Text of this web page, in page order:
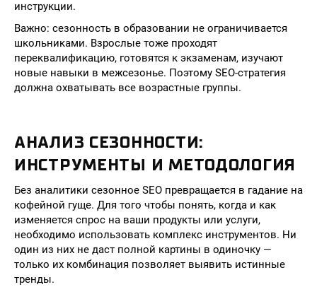
инструкции.
Важно: сезонность в образовании не ограничивается
школьниками. Взрослые тоже проходят
переквалификацию, готовятся к экзаменам, изучают
новые навыки в межсезонье. Поэтому SEO-стратегия
должна охватывать все возрастные группы.
АНАЛИЗ СЕЗОННОСТИ:
ИНСТРУМЕНТЫ И МЕТОДОЛОГИЯ
Без аналитики сезонное SEO превращается в гадание на
кофейной гуще. Для того чтобы понять, когда и как
изменяется спрос на ваши продукты или услуги,
необходимо использовать комплекс инструментов. Ни
один из них не даст полной картины в одиночку —
только их комбинация позволяет выявить истинные
тренды.